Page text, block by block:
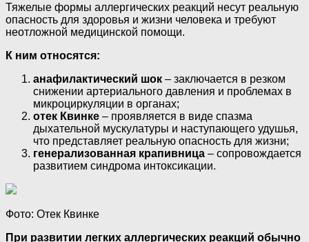
Тяжелые формы аллергических реакций несут реальную
опасность для здоровья и жизни человека и требуют
неотложной медицинской помощи.
К ним относятся:
анафилактический шок – заключается в резком
снижении артериального давления и проблемах в
микроциркуляции в органах;
отек Квинке – проявляется в виде спазма
дыхательной мускулатуры и наступающего удушья,
что представляет реальную опасность для жизни;
генерализованная крапивница – сопровождается
развитием синдрома интоксикации.
Фото: Отек Квинке
При развитии легких аллергических реакций обычно